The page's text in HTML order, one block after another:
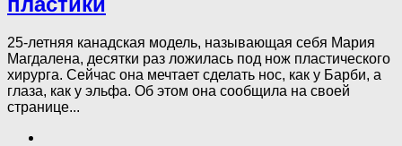
25-летняя канадская модель, называющая себя Мария
Магдалена, десятки раз ложилась под нож пластического
хирурга. Сейчас она мечтает сделать нос, как у Барби, а
глаза, как у эльфа. Об этом она сообщила на своей
странице...